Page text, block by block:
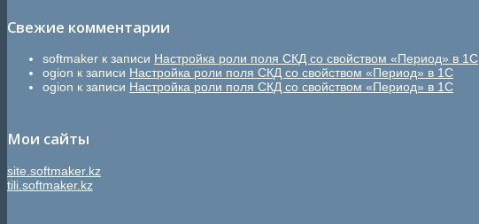
Свежие комментарии
softmaker к записи Настройка роли поля СКД со свойством «Период» в 1С
ogion к записи Настройка роли поля СКД со свойством «Период» в 1С
ogion к записи Настройка роли поля СКД со свойством «Период» в 1С
Мои сайты
site.softmaker.kz
tili.softmaker.kz